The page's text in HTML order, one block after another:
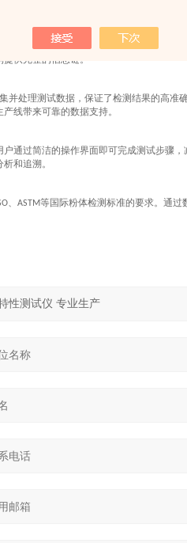
振实密度、比表面积、颗粒分布等多项
供完整的信息链。
并处理测试数据，保证了检测结果的高准
线带来可靠的数据支持。
通过简洁的操作界面即可完成测试步骤
和追溯。
、 ASTM等国际粉体检测标准的要求。通过